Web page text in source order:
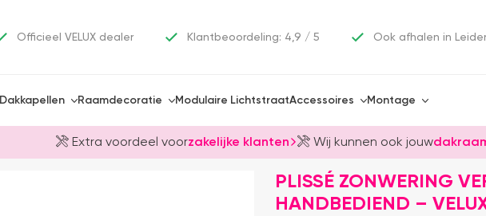
Officieel VELUX dealer Klantbeoordeling: 4,9 / 5 Ook afhalen in
Dakkapellen Raamdecoratie Modulaire LichtstraatAccessoires Montage
Extra voordeel voorzakelijke klanten Wij kunnen ook jouw
PLISSÉ ZONWERING
HANDBEDIEND –